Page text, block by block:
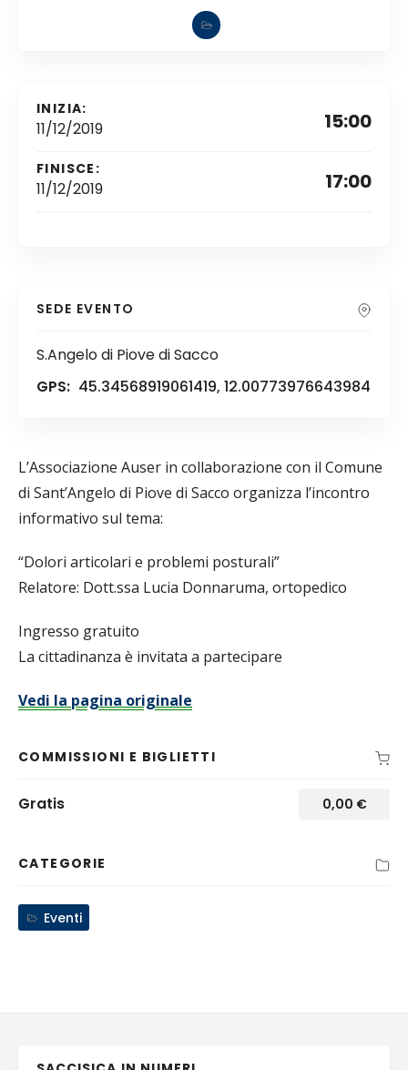
INIZIA:
11/12/2019 15:00
FINISCE:
11/12/2019 17:00
SEDE EVENTO
S.Angelo di Piove di Sacco
GPS: 45.34568919061419, 12.00773976643984
L’Associazione Auser in collaborazione con il Comune
di Sant’Angelo di Piove di Sacco organizza l’incontro
informativo sul tema:
“Dolori articolari e problemi posturali”
Relatore: Dott.ssa Lucia Donnaruma, ortopedico
Ingresso gratuito
La cittadinanza è invitata a partecipare
Vedi la pagina originale
COMMISSIONI E BIGLIETTI
Gratis 0,00 €
CATEGORIE
Eventi